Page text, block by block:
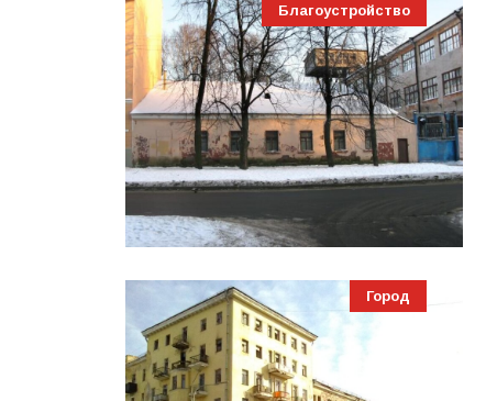
Благоустройство
Город